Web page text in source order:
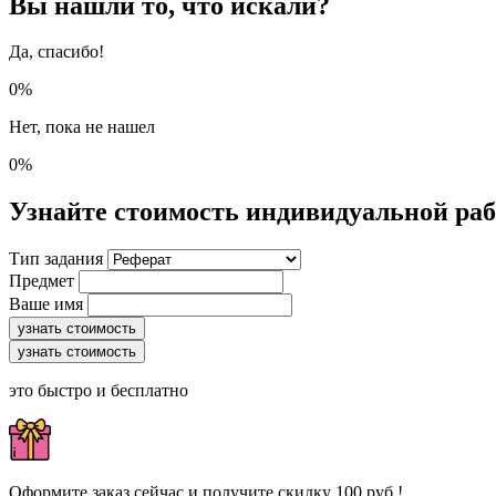
Да, спасибо!
0%
Нет, пока не нашел
0%
Узнайте стоимость индивидуальной
Тип задания
Предмет
Ваше имя
узнать стоимость
узнать стоимость
это быстро и бесплатно